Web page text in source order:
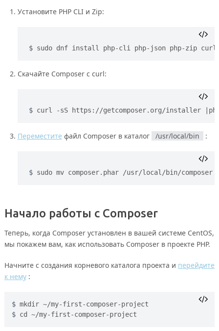
Установите PHP CLI и Zip:
sudo dnf install php-cli php-json php-zip curl
Скачайте Composer с curl:
curl -sS https://getcomposer.org/installer
Переместите файл Composer в каталог /usr/local/bin :
sudo mv composer.phar /usr/local/bin/composer
Начало работы с Composer
Теперь, когда Composer установлен в вашей системе CentOS,
мы покажем вам, как использовать Composer в проекте PHP.
Начните с создания корневого каталога проекта и перейдите
к нему:
mkdir ~/my-first-composer-project
cd ~/my-first-composer-project